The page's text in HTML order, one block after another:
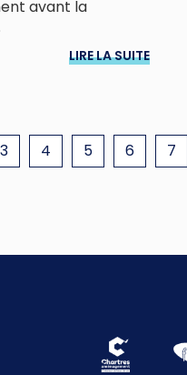
avant la
LIRE LA SUITE
3 4 5 6 7